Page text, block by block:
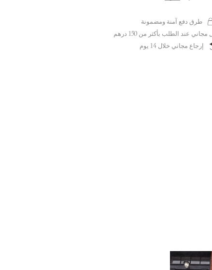
طرق دفع آمنة ومضمونة
مجاني عند الطلب بأكثر من 150 درهم
إرجاع مجاني خلال 14 يوم